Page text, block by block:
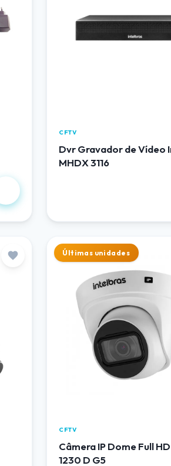
CFTV
Dvr Gravador de Vídeo
MHDX 3116
Últimas unidades
CFTV
Câmera IP Dome Full HD
1230 D G5